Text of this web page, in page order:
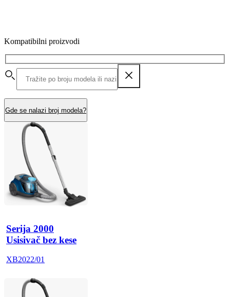
Kompatibilni proizvodi
Gde se nalazi broj modela?
Serija 2000
Usisivač bez kese
XB2022/01